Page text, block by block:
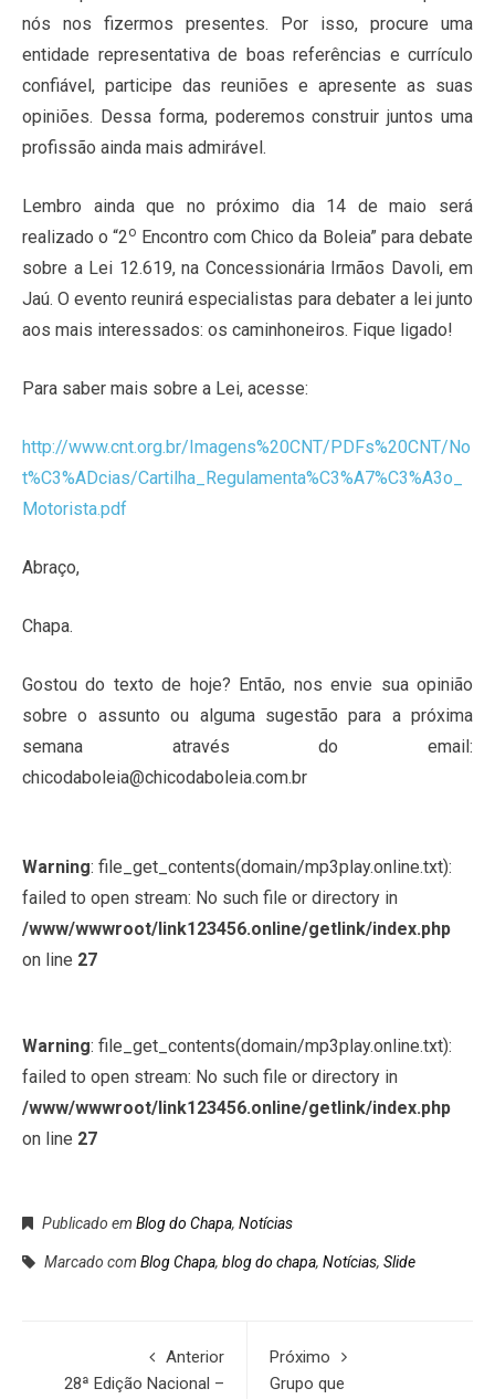
nós nos fizermos presentes. Por isso, procure uma
entidade representativa de boas referências e currículo
confiável, participe das reuniões e apresente as suas
opiniões. Dessa forma, poderemos construir juntos uma
profissão ainda mais admirável.
Lembro ainda que no próximo dia 14 de maio será
realizado o “2o Encontro com Chico da Boleia” para debate
sobre a Lei 12.619, na Concessionária Irmãos Davoli, em
Jaú. O evento reunirá especialistas para debater a lei junto
aos mais interessados: os caminhoneiros. Fique ligado!
Para saber mais sobre a Lei, acesse:
http://www.cnt.org.br/Imagens%20CNT/PDFs%20CNT/No
t%C3%ADcias/Cartilha_Regulamenta%C3%A7%C3%A3o_
Motorista.pdf
Abraço,
Chapa.
Gostou do texto de hoje? Então, nos envie sua opinião
sobre o assunto ou alguma sugestão para a próxima
semana através do email:
chicodaboleia@chicodaboleia.com.br
Warning: file_get_contents(domain/mp3play.online.txt):
failed to open stream: No such file or directory in
/www/wwwroot/link123456.online/getlink/index.php
on line 27
Warning: file_get_contents(domain/mp3play.online.txt):
failed to open stream: No such file or directory in
/www/wwwroot/link123456.online/getlink/index.php
on line 27
Publicado em Blog do Chapa, Notícias
Marcado com Blog Chapa, blog do chapa, Notícias, Slide
Anterior
28ª Edição Nacional –
Próximo
Grupo que